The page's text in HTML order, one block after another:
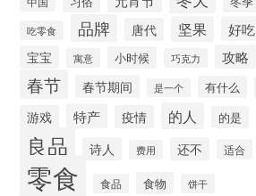
吃零食 品牌 唐代 坚果 好吃
宝宝 寓意 小时候 巧克力 攻略
春节 春节期间 是一个 有什么
游戏 特产 疫情 的人 的是
良品 诗人 费用 还不 适合
零食 食品 食物 饼干